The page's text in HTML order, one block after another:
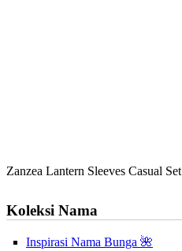
Zanzea Lantern Sleeves Casual Set
Koleksi Nama
Inspirasi Nama Bunga 🌺